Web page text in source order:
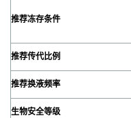
推荐冻存条件
推荐传代比例
推荐换液频率
生物安全等级